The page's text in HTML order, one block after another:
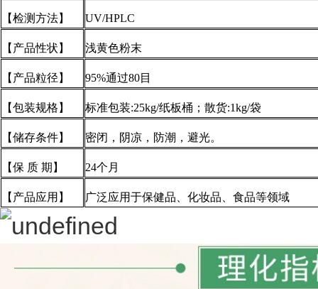
【检测方法】 UV/HPLC
【产品性状】 浅黄色粉末
【产品粒径】 95%通过80目
【包装规格】 标准包装:25kg/纸板桶；散货:1kg/袋
【储存条件】 密闭，阴凉，防潮，避光。
【保 质 期】 24个月
【产品应用】 广泛应用于保健品、化妆品、食品等领域